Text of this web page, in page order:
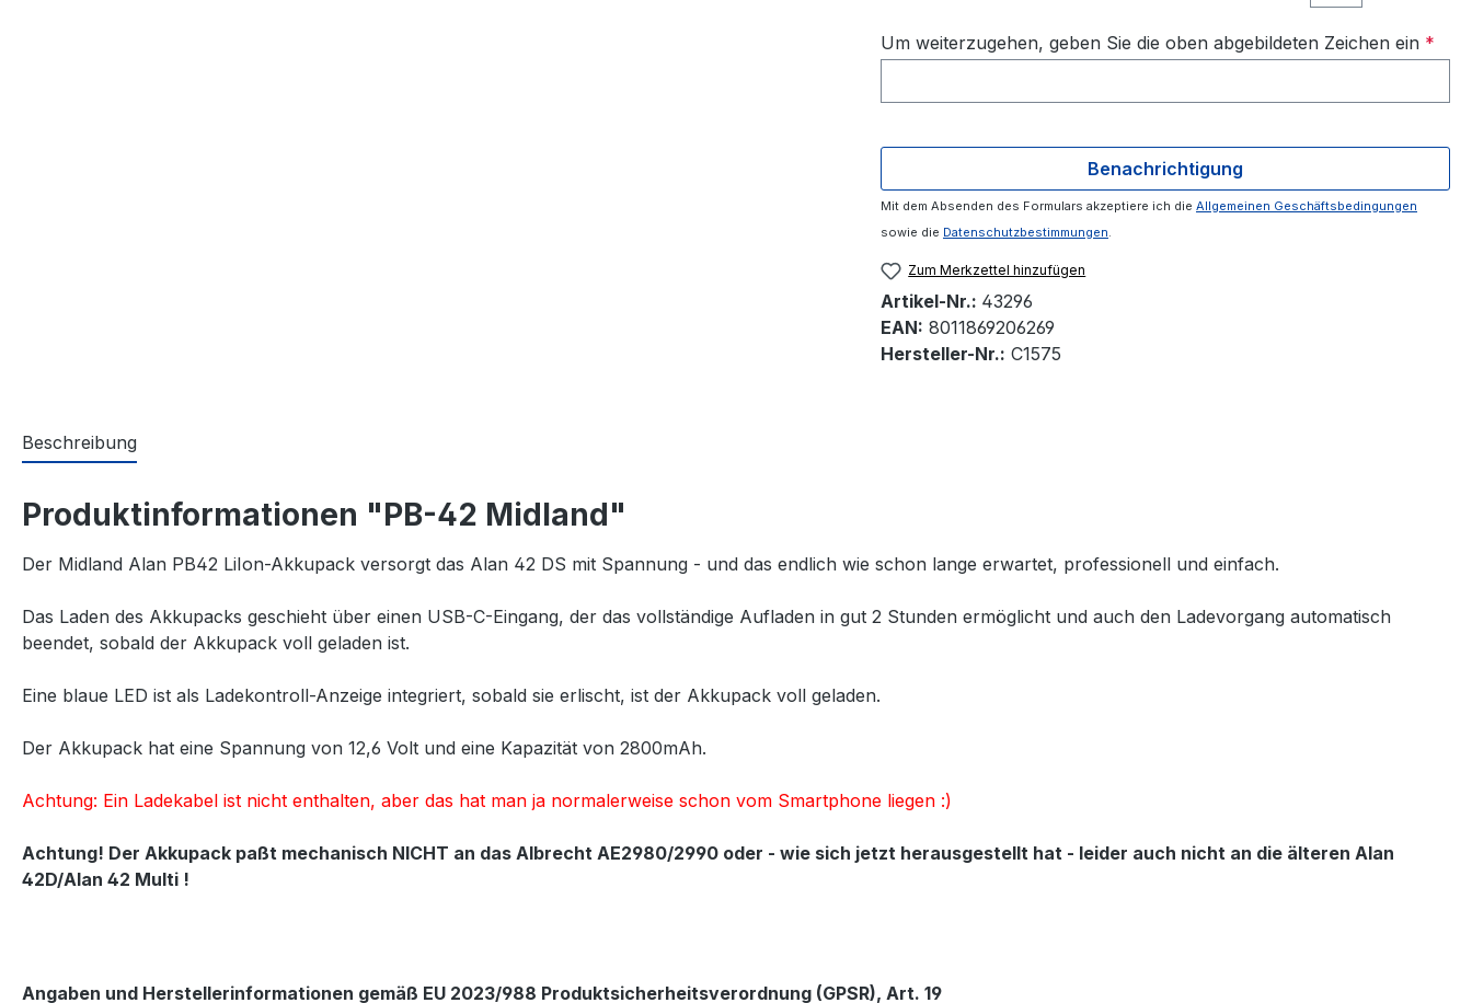
Um weiterzugehen, geben Sie die oben abgebildeten Zeichen ein *
Benachrichtigung
Mit dem Absenden des Formulars akzeptiere ich die Allgemeinen Geschäftsbedingungen
sowie die Datenschutzbestimmungen.
Zum Merkzettel hinzufügen
Artikel-Nr.: 43296
EAN: 8011869206269
Hersteller-Nr.: C1575
Beschreibung
Produktinformationen "PB-42 Midland"
Der Midland Alan PB42 LiIon-Akkupack versorgt das Alan 42 DS mit Spannung - und das endlich wie schon lange erwartet, professionell und einfach.
Das Laden des Akkupacks geschieht über einen USB-C-Eingang, der das vollständige Aufladen in gut 2 Stunden ermöglicht und auch den Ladevorgang automatisch
beendet, sobald der Akkupack voll geladen ist.
Eine blaue LED ist als Ladekontroll-Anzeige integriert, sobald sie erlischt, ist der Akkupack voll geladen.
Der Akkupack hat eine Spannung von 12,6 Volt und eine Kapazität von 2800mAh.
Achtung: Ein Ladekabel ist nicht enthalten, aber das hat man ja normalerweise schon vom Smartphone liegen :)
Achtung! Der Akkupack paßt mechanisch NICHT an das Albrecht AE2980/2990 oder - wie sich jetzt herausgestellt hat - leider auch nicht an die älteren Alan
42D/Alan 42 Multi !
Angaben und Herstellerinformationen gemäß EU 2023/988 Produktsicherheitsverordnung (GPSR), Art. 19